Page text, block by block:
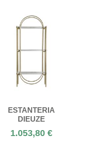
ESTANTERIA
DIEUZE
1.053,80 €